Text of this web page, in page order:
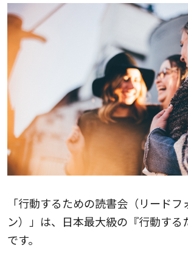
「行動するための読書会（リードフ
ン）」は、日本最大級の『行動する
です。